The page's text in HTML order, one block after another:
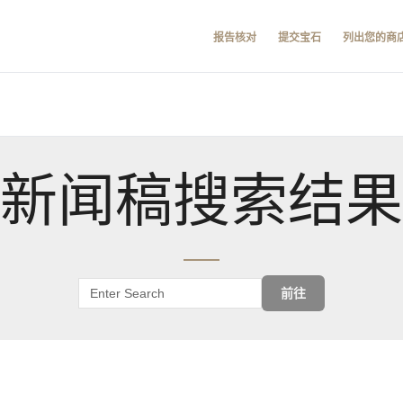
报告核对 提交宝石 列出您的商
新闻稿搜索结果
前往